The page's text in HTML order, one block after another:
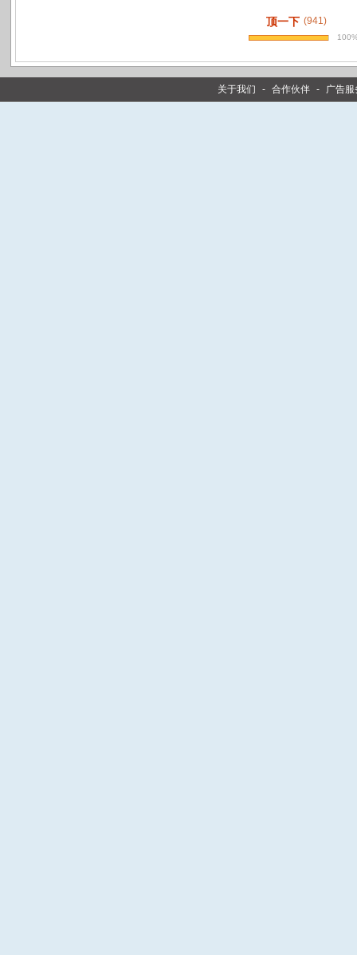
顶一下 (941)
关于我们 - 合作伙伴 - 广告服